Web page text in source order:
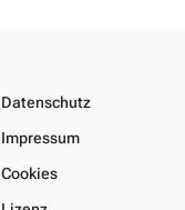
Datenschutz
Impressum
Cookies